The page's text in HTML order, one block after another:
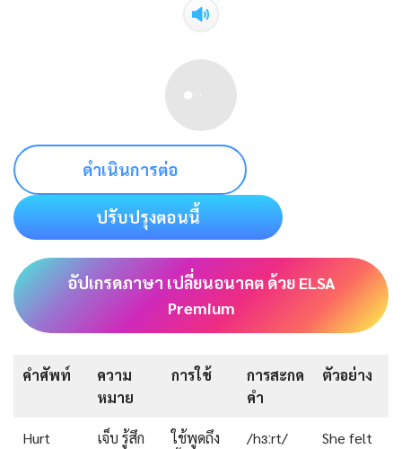
ดำเนินการต่อ
ปรับปรุงตอนนี้
อัปเกรดภาษา เปลี่ยนอนาคต ด้วย ELSA
Premium
คำศัพท์
ความ
หมาย
การใช้
การสะกด
คำ
ตัวอย่าง
Hurt
เจ็บ รู้สึก
ใช้พูดถึง
/hɜːrt/
She felt